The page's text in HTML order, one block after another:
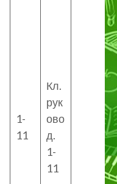
1-
11
Кл.
рук
ово
д.
1-
11